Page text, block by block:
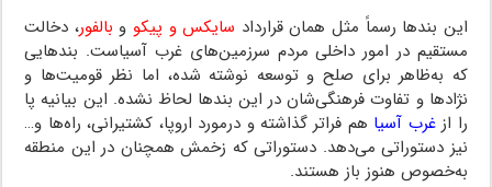
این بندها رسماً مثل همان قرارداد سایکس و پیکو و بالفور، دخالت
مستقیم در امور داخلی مردم سرزمین‌های غرب آسیاست. بندهایی
که به‌ظاهر برای صلح و توسعه نوشته شده، اما نظر قومیت‌ها و
نژادها و تفاوت فرهنگی‌شان در این بندها لحاظ نشده. این بیانیه پا
را ازغرب آسیا هم فراتر گذاشته و درمورد اروپا، کشتیرانی، راه‌ها و…
نیز دستوراتی می‌دهد. دستوراتی که زخمش همچنان در این منطقه
به‌خصوص هنوز باز هستند.